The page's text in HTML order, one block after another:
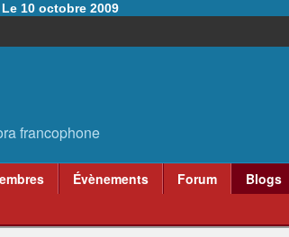
10 octobre 2009
Évènements Forum Blogs